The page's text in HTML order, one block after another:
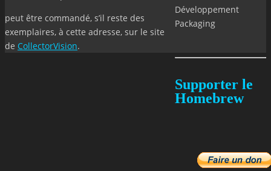
Développement
Packaging
Supporter le
Homebrew
peut être commandé, s’il reste des
exemplaires, à cette adresse, sur le site
de CollectorVision.